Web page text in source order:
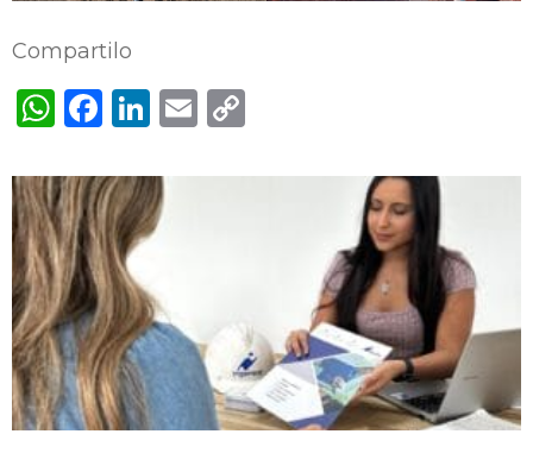
Compartilo
WhatsApp
Facebook
LinkedIn
Email